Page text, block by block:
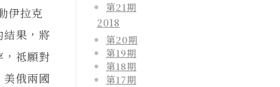
伊拉克
結果，將
，祗願對
俄兩國
第21期
2018
第20期
第19期
第18期
第17期